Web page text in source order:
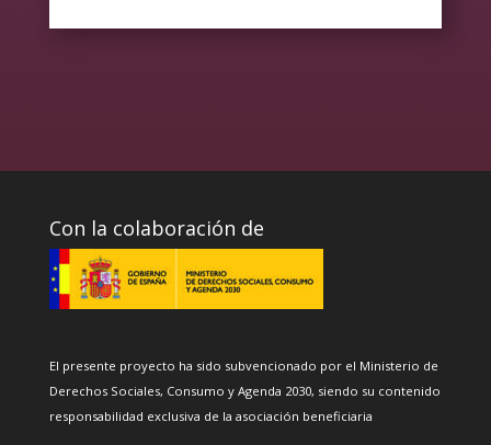
Con la colaboración de
El presente proyecto ha sido subvencionado por el Ministerio de
Derechos Sociales, Consumo y Agenda 2030, siendo su contenido
responsabilidad exclusiva de la asociación beneficiaria